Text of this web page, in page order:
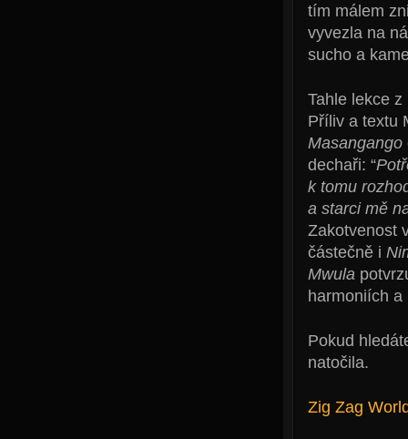
tím málem
vyvezla na
sucho a
Tahle lekce
Příliv a textu
Masangango
dechaři: “
k tomu
a starci mě
Zakotvenost
částečně i
Mwula
harmoniích
Pokud
natočila.
Zig Zag